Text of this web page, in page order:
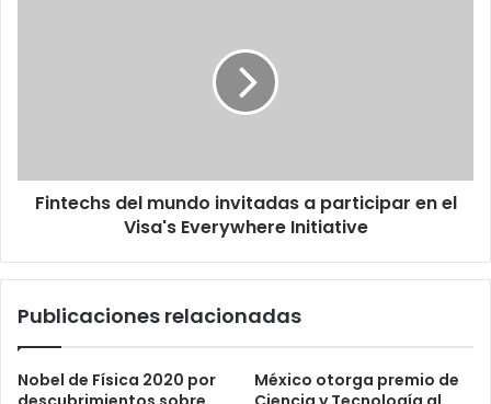
Visa's
Everywhere
Fintechs del mundo invitadas a participar en el
Visa's Everywhere Initiative
Publicaciones relacionadas
Nobel de Física 2020 por
México otorga premio de